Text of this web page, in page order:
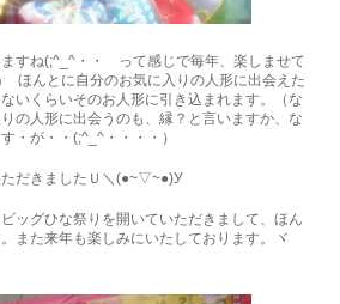
すね(;^_^・・ って感じで毎年、楽しませて
ほんとに自分のお気に入りの人形に出会えた
いくらいそのお人形に引き込まれます。（な
の人形に出会うのも、縁？と言いますか、な
・が・・(;^_^・・・・）
だきましたＵ＼(●~▽~●)У
ッグひな祭りを開いていただきまして、ほん
また来年も楽しみにいたしております。ヾ